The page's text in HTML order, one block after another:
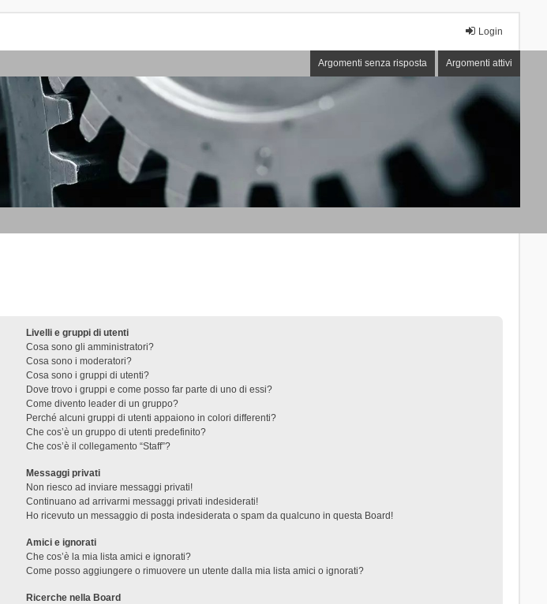
Login
Argomenti senza risposta Argomenti attivi
Livelli e gruppi di utenti
Cosa sono gli amministratori?
Cosa sono i moderatori?
Cosa sono i gruppi di utenti?
Dove trovo i gruppi e come posso far parte di uno di essi?
Come divento leader di un gruppo?
Perché alcuni gruppi di utenti appaiono in colori differenti?
Che cos’è un gruppo di utenti predefinito?
Che cos’è il collegamento “Staff”?
Messaggi privati
Non riesco ad inviare messaggi privati!
Continuano ad arrivarmi messaggi privati indesiderati!
Ho ricevuto un messaggio di posta indesiderata o spam da qualcuno in questa Board!
Amici e ignorati
Che cos’è la mia lista amici e ignorati?
Come posso aggiungere o rimuovere un utente dalla mia lista amici o ignorati?
Ricerche nella Board